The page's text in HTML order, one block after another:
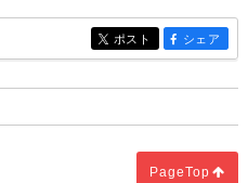
entry282
ポスト entry282
シェア
PageTop